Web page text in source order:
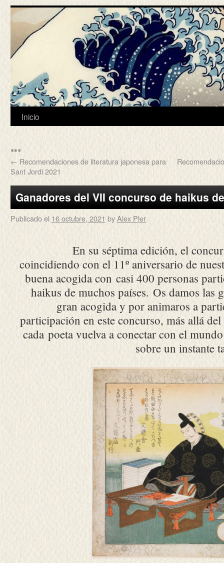
Inicio
***
← Recomendaciones de literatura japonesa para
Sant Jordi 2021
Ganadores del VII concurso de haikus
Publicado el 16 octubre, 2021 byAlex Pler
En su séptima edición, el
coincidiendo con el 11º aniversario de
buena acogida con casi 400 personas
haikus de muchos países. Os damos las
gran acogida y por animaros a
participación en este concurso, más allá
cada poeta vuelva a conectar con el
sobre un instante